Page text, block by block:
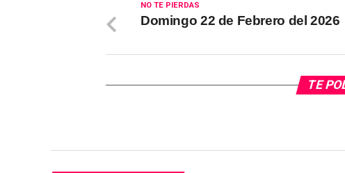
NO TE PIERDAS
Domingo 22 de Febrero del 2026
TE